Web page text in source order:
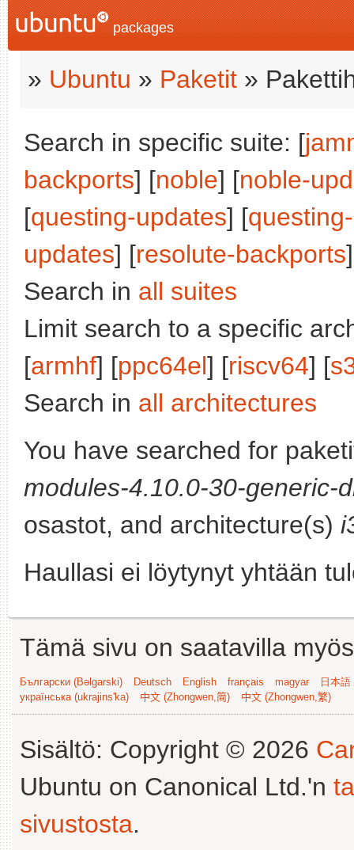
packages
» Ubuntu » Paketit »
Search in specific suite: [
backports] [noble] [noble-
[questing-updates] [
updates] [resolute-backports
Search in all suites
Limit search to a specific
[armhf] [ppc64el] [riscv64] [
Search in all architectures
You have searched for
modules-4.10.0-30-generic-
osastot, and architecture(s)
Haullasi ei löytynyt yhtään
Tämä sivu on saatavilla
Български (Bəlgarski) Deutsch English français magyar
日本
українська (ukrajins'ka)
中文 (Zhongwen,简) 中文 (Zhongwen,繁)
Sisältö: Copyright © 2026
Ubuntu on Canonical Ltd.'n
sivustosta.